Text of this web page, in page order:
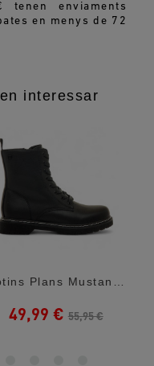
tenen enviaments
en menys de 72
interessar
Botins Plans Mustang Storm Low Negres...
49,99 € 55,95 €